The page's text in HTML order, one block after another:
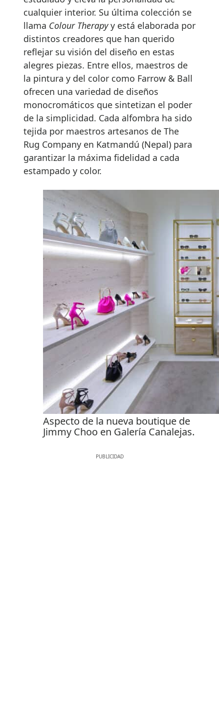
cualquier interior. Su última colección se
llama Colour Therapy y está elaborada por
distintos creadores que han querido
reflejar su visión del diseño en estas
alegres piezas. Entre ellos, maestros de
la pintura y del color como Farrow & Ball
ofrecen una variedad de diseños
monocromáticos que sintetizan el poder
de la simplicidad. Cada alfombra ha sido
tejida por maestros artesanos de The
Rug Company en Katmandú (Nepal) para
garantizar la máxima fidelidad a cada
estampado y color.
Aspecto de la nueva boutique de
Jimmy Choo en Galería Canalejas.